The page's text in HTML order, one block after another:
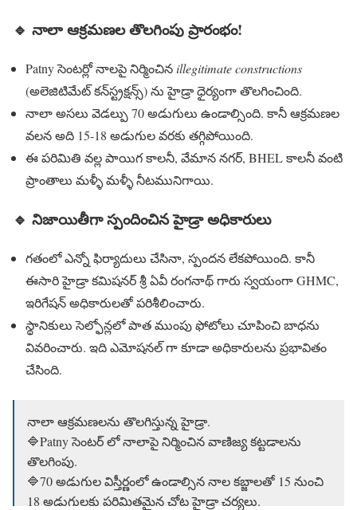
🔹 నాలా ఆక్రమణల తొలగింపు ప్రారంభం!
Patny సెంటర్లో నాలపై నిర్మించిన illegitimate constructions
(అలెజిటిమేట్ కన్‌స్ట్రక్షన్స్) ను హైడ్రా ధైర్యంగా తొలగించింది.
నాలా అసలు వెడల్పు 70 అడుగులు ఉండాల్సింది. కానీ ఆక్రమణల
వలన అది 15-18 అడుగుల వరకు తగ్గిపోయింది.
ఈ పరిమితి వల్ల పాయిగ కాలనీ, వేమాన నగర్, BHEL కాలనీ వంటి
ప్రాంతాలు మళ్ళీ మళ్ళీ నీటమునిగాయి.
🔹 నిజాయితీగా స్పందించిన హైడ్రా అధికారులు
గతంలో ఎన్నో ఫిర్యాదులు చేసినా, స్పందన లేకపోయింది. కానీ
ఈసారి హైడ్రా కమిషనర్ శ్రీ ఏవీ రంగనాథ్ గారు స్వయంగా GHMC,
ఇరిగేషన్ అధికారులతో పరిశీలించారు.
స్థానికులు సెల్ఫోన్లలో పాత ముంపు ఫోటోలు చూపించి బాధను
వివరించారు. ఇది ఎమోషనల్ గా కూడా అధికారులను ప్రభావితం
చేసింది.
నాలా ఆక్రమణలను తొలగిస్తున్న హైడ్రా.
🔷Patny సెంటర్ లో నాలాపై నిర్మించిన వాణిజ్య కట్టడాలను
తొలగింపు.
🔷70 అడుగుల విస్తీర్ణంలో ఉండాల్సిన నాల కబ్జాలతో 15 నుంచి
18 అడుగులకు పరిమితమైన చోట హైడ్రా చర్యలు.